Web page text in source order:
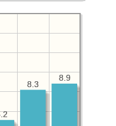
8.9
8.3
8.9
8.3